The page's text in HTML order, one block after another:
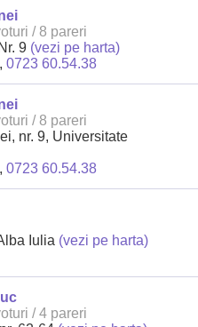
/ 8 pareri
9 (vezi pe harta)
,0723 60.54.38
/ 8 pareri
nr. 9, Universitate
,0723 60.54.38
Iulia (vezi pe harta)
/ 4 pareri